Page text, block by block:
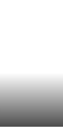
et salle d'eau.
terrain de